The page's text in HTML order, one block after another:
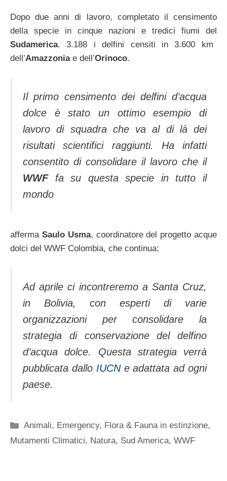
Dopo due anni di lavoro, completato il censimento
della specie in cinque nazioni e tredici fiumi del
Sudamerica. 3.188 i delfini censiti in 3.600 km
dell’Amazzoniae dell’Orinoco.
Il primo censimento dei delfini d’acqua
dolce è stato un ottimo esempio di
lavoro di squadra che va al di là dei
risultati scientifici raggiunti. Ha infatti
consentito di consolidare il lavoro che il
WWFfa su questa specie in tutto il
mondo
afferma Saulo Usma, coordinatore del progetto acque
dolci del WWF Colombia, che continua:
Ad aprile ci incontreremo a Santa Cruz,
in Bolivia, con esperti di varie
organizzazioni per consolidare la
strategia di conservazione del delfino
d’acqua dolce. Questa strategia verrà
pubblicata dallo IUCN e adattata ad ogni
paese.
Categorie
Animali, Emergency, Flora & Fauna in estinzione,
Mutamenti Climatici, Natura, Sud America, WWF